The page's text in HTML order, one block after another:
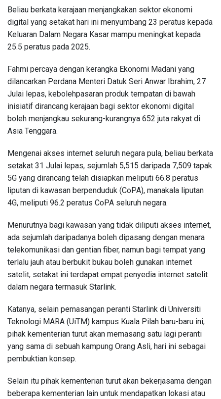
Beliau berkata kerajaan menjangkakan sektor ekonomi
digital yang setakat hari ini menyumbang 23 peratus kepada
Keluaran Dalam Negara Kasar mampu meningkat kepada
25.5 peratus pada 2025.
Fahmi percaya dengan kerangka Ekonomi Madani yang
dilancarkan Perdana Menteri Datuk Seri Anwar Ibrahim, 27
Julai lepas, kebolehpasaran produk tempatan di bawah
inisiatif dirancang kerajaan bagi sektor ekonomi digital
boleh menjangkau sekurang-kurangnya 652 juta rakyat di
Asia Tenggara.
Mengenai akses internet seluruh negara pula, beliau berkata
setakat 31 Julai lepas, sejumlah 5,515 daripada 7,509 tapak
5G yang dirancang telah disiapkan meliputi 66.8 peratus
liputan di kawasan berpenduduk (CoPA), manakala liputan
4G, meliputi 96.2 peratus CoPA seluruh negara.
Menurutnya bagi kawasan yang tidak diliputi akses internet,
ada sejumlah daripadanya boleh dipasang dengan menara
telekomunikasi dan gentian fiber, namun bagi tempat yang
terlalu jauh atau berbukit bukau boleh gunakan internet
satelit, setakat ini terdapat empat penyedia internet satelit
dalam negara termasuk Starlink.
Katanya, selain pemasangan peranti Starlink di Universiti
Teknologi MARA (UiTM) kampus Kuala Pilah baru-baru ini,
pihak kementerian turut akan memasang satu lagi peranti
yang sama di sebuah kampung Orang Asli, hari ini sebagai
pembuktian konsep.
Selain itu pihak kementerian turut akan bekerjasama dengan
beberapa kementerian lain untuk mendapatkan lokasi atau